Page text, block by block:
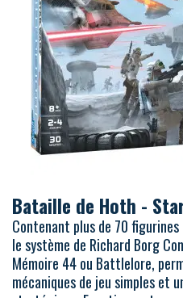
Bataille de Hoth -
Contenant plus de 70
le système de Richard Borg
Mémoire 44 ou Battlelore,
mécaniques de jeu simples et